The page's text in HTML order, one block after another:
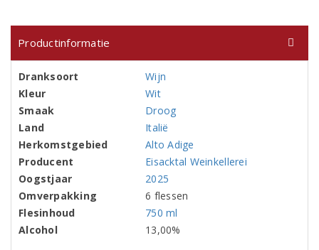
Productinformatie
Dranksoort
Wijn
Kleur
Wit
Smaak
Droog
Land
Italië
Herkomstgebied
Alto Adige
Producent
Eisacktal Weinkellerei
Oogstjaar
2025
Omverpakking
6 flessen
Flesinhoud
750 ml
Alcohol
13,00%